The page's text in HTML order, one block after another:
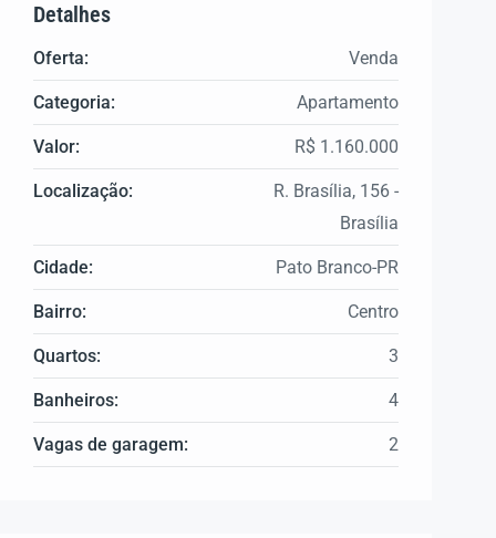
Detalhes
Oferta: Venda
Categoria: Apartamento
Valor: R$ 1.160.000
Localização:
R. Brasília, 156 -
Brasília
Cidade: Pato Branco-PR
Bairro: Centro
Quartos: 3
Banheiros: 4
Vagas de garagem: 2